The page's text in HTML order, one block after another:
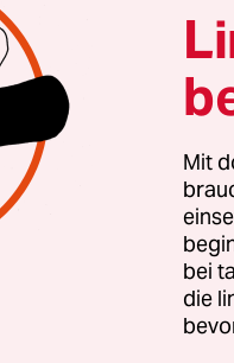
es Flüchtlinge,
Libyen
Europäische
2009. Eine
war in drei Booten
Doch 35
wurden an Bord
Mit
bei
die